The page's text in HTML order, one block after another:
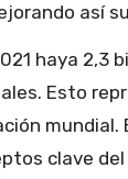
así su
haya 2,3
Esto
mundial.
clave del